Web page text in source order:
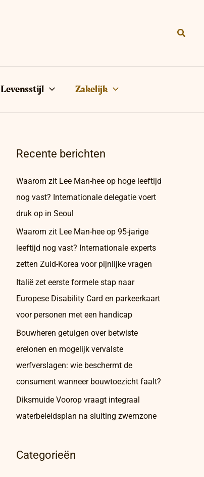
Levensstijl Zakelijk
Recente berichten
Waarom zit Lee Man-hee op hoge leeftijd
nog vast? Internationale delegatie voert
druk op in Seoul
Waarom zit Lee Man-hee op 95-jarige
leeftijd nog vast? Internationale experts
zetten Zuid-Korea voor pijnlijke vragen
Italië zet eerste formele stap naar
Europese Disability Card en parkeerkaart
voor personen met een handicap
Bouwheren getuigen over betwiste
erelonen en mogelijk vervalste
werfverslagen: wie beschermt de
consument wanneer bouwtoezicht faalt?
Diksmuide Voorop vraagt integraal
waterbeleidsplan na sluiting zwemzone
Categorieën